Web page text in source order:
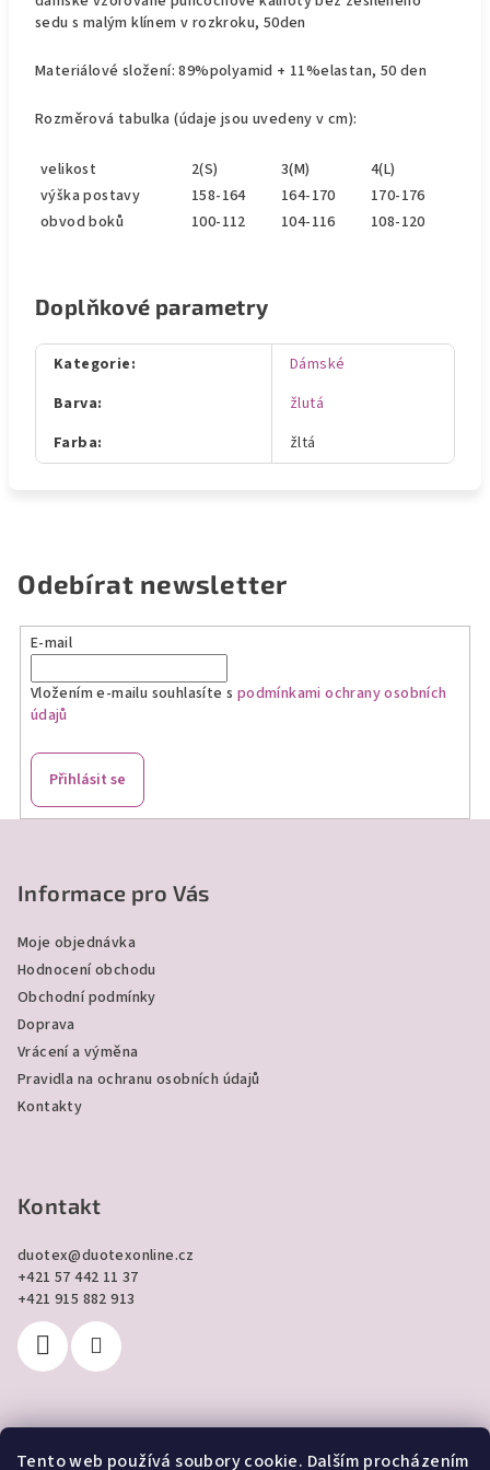
Tento web používá soubory cookie. Dalším procházením
sedu s malým klínem v rozkroku, 50den
Materiálové složení: 89%polyamid + 11%elastan, 50 den
Rozměrová tabulka (údaje jsou uvedeny v cm):
velikost 2(S) 3(M)
4(L)
výška postavy
158-164 164-170
170-176
obvod boků
100-112 104-116 108-120
Doplňkové parametry
Kategorie:
Dámské
Barva:
žlutá
Farba: žltá
Odebírat newsletter
E-mail
Vložením e-mailu souhlasíte s podmínkami ochrany osobních
údajů
Přihlásit se
Informace pro Vás
Moje objednávka
Hodnocení obchodu
Obchodní podmínky
Doprava
Vrácení a výměna
Pravidla na ochranu osobních údajů
Kontakty
Kontakt
duotex@duotexonline.cz
+421 57 442 11 37
+421 915 882 913